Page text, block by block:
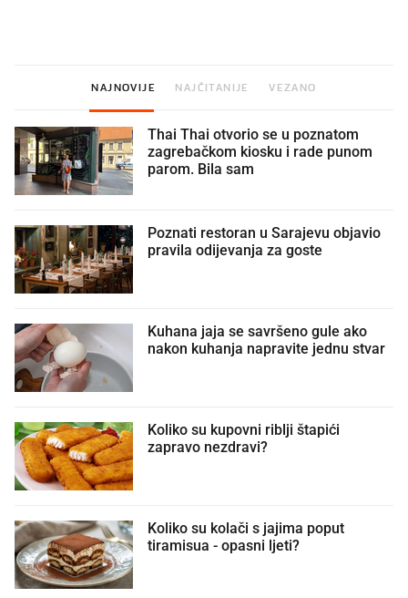
NAJNOVIJE NAJČITANIJE VEZANO
Thai Thai otvorio se u poznatom
zagrebačkom kiosku i rade punom
parom. Bila sam
Poznati restoran u Sarajevu objavio
pravila odijevanja za goste
Kuhana jaja se savršeno gule ako
nakon kuhanja napravite jednu stvar
Koliko su kupovni riblji štapići
zapravo nezdravi?
Koliko su kolači s jajima poput
tiramisua - opasni ljeti?